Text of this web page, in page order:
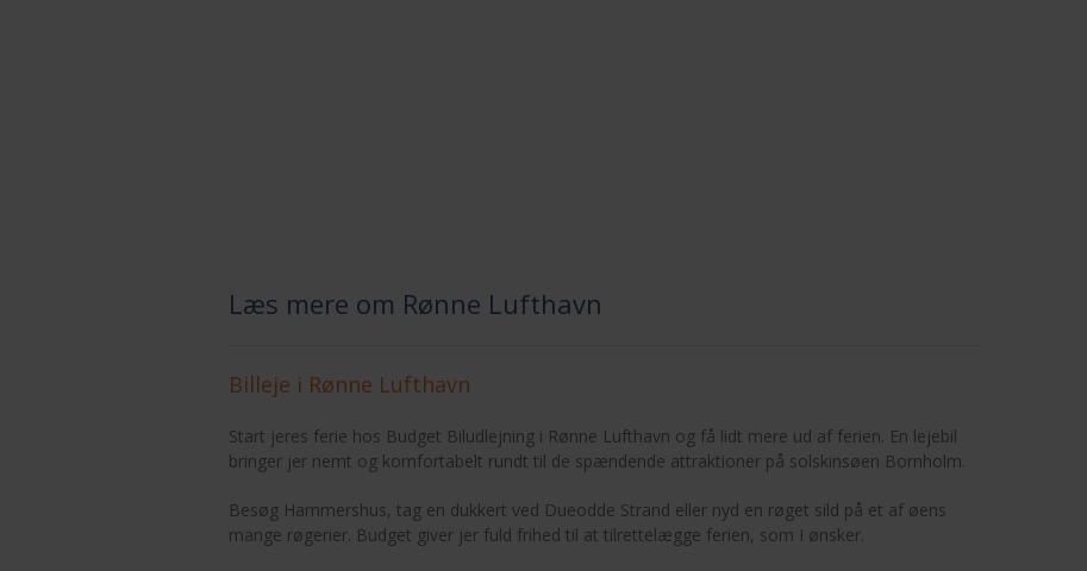
Læs mere om Rønne Lufthavn
Billeje i Rønne Lufthavn
Start jeres ferie hos Budget Biludlejning i Rønne Lufthavn og få lidt mere ud af ferien. En lejebil
bringer jer nemt og komfortabelt rundt til de spændende attraktioner på solskinsøen Bornholm.
Besøg Hammershus, tag en dukkert ved Dueodde Strand eller nyd en røget sild på et af øens
mange røgerier. Budget giver jer fuld frihed til at tilrettelægge ferien, som I ønsker.